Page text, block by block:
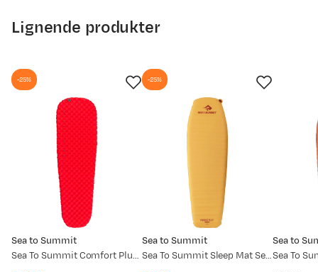
Lignende produkter
Sea to Summit
Sea To Summit Comfort Plus Insulated Large Red
-25%
Sea to Summit
Sea To Summit Sleep Mat Self Inflated Pursuit Plus Regular Zinnia
-25%
Sea to